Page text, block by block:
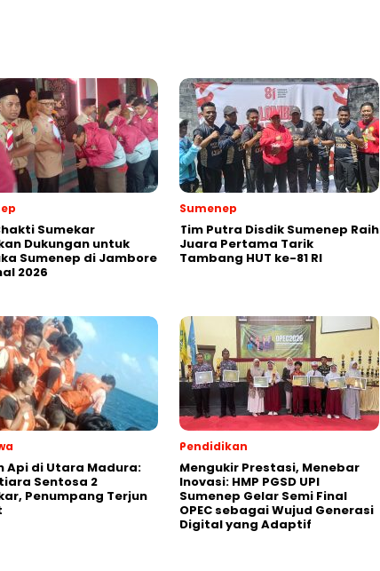
Sumekar
Dukungan untuk
Sumenep di Jambore
2026
Sumenep
Tim Putra Disdik Sumenep Raih
Juara Pertama Tarik
Tambang HUT ke-81 RI
Api di Utara Madura:
Sentosa 2
Penumpang Terjun
Pendidikan
Mengukir Prestasi, Menebar
Inovasi: HMP PGSD UPI
Sumenep Gelar Semi Final
OPEC sebagai Wujud Generasi
Digital yang Adaptif